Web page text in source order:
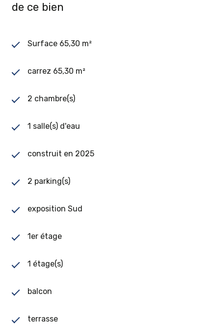
de ce bien
Surface 65,30 m²
carrez 65,30 m²
2 chambre(s)
1 salle(s) d'eau
construit en 2025
2 parking(s)
exposition Sud
1er étage
1 étage(s)
balcon
terrasse